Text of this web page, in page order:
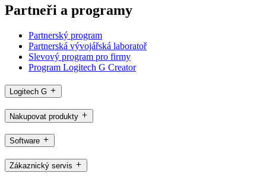
Partneři a programy
Partnerský program
Partnerská vývojářská laboratoř
Slevový program pro firmy
Program Logitech G Creator
Logitech G
Nakupovat produkty
Software
Zákaznický servis